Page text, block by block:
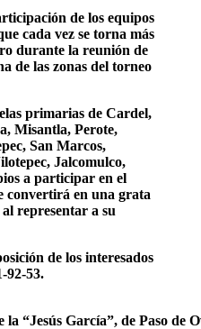
de los equipos
cada vez se torna más
durante la reunión de
de las zonas del torneo
primarias de Cardel,
Misantla, Perote,
San Marcos,
Jalcomulco,
a participar en el
convertirá en una grata
representar a su
de los interesados
92-53.
“Jesús García”, de Paso de